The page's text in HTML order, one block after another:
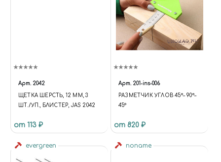
Арт. 2042
ЩЕТКА ШЕРСТЬ, 12 ММ, 3
ШТ./УП., БЛИСТЕР, JAS 2042
от 113 ₽
Арт. 201-ins-006
РАЗМЕТЧИК УГЛОВ 45°– 90°–
45°
от 820 ₽
evergreen noname